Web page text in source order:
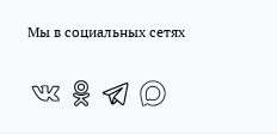
Мы в социальных сетях